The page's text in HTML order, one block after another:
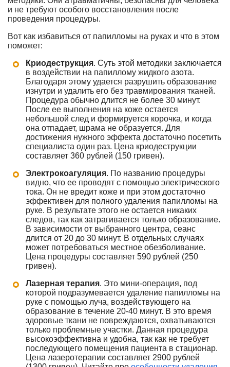
и не требуют особого восстановления после
проведения процедуры.
Вот как избавиться от папилломы на руках и что в этом
поможет:
Криодеструкция. Суть этой методики заключается
в воздействии на папиллому жидкого азота.
Благодаря этому удается разрушить образование
изнутри и удалить его без травмирования тканей.
Процедура обычно длится не более 30 минут.
После ее выполнения на коже остается
небольшой след и формируется корочка, и когда
она отпадает, шрама не образуется. Для
достижения нужного эффекта достаточно посетить
специалиста один раз. Цена криодеструкции
составляет 360 рублей (150 гривен).
Электрокоагуляция. По названию процедуры
видно, что ее проводят с помощью электрического
тока. Он не вредит коже и при этом достаточно
эффективен для полного удаления папилломы на
руке. В результате этого не остается никаких
следов, так как затрагивается только образование.
В зависимости от выбранного центра, сеанс
длится от 20 до 30 минут. В отдельных случаях
может потребоваться местное обезболивание.
Цена процедуры составляет 590 рублей (250
гривен).
Лазерная терапия. Это мини-операция, под
которой подразумевается удаление папилломы на
руке с помощью луча, воздействующего на
образование в течение 20-40 минут. В это время
здоровые ткани не повреждаются, охватываются
только проблемные участки. Данная процедура
высокоэффективна и удобна, так как не требует
последующего помещения пациента в стационар.
Цена лазеротерапии составляет 2900 рублей